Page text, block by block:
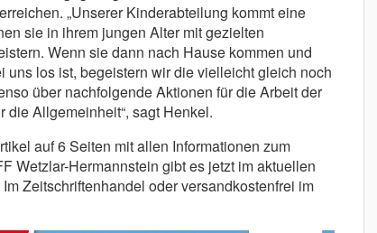
„Unserer Kinderabteilung kommt eine
sie in ihrem jungen Alter mit gezielten
Wenn sie dann nach Hause kommen und
uns los ist, begeistern wir die vielleicht gleich noch
über nachfolgende Aktionen für die Arbeit der
die Allgemeinheit“, sagt Henkel.
auf 6 Seiten mit allen Informationen zum
Wetzlar-Hermannstein gibt es jetzt im aktuellen
Im Zeitschriftenhandel oder versandkostenfrei im